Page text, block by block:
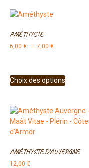
AMÉTHYSTE
6,00 € – 7,00 €
Choix des options
AMÉTHYSTE D’AUVERGNE
12,00 €